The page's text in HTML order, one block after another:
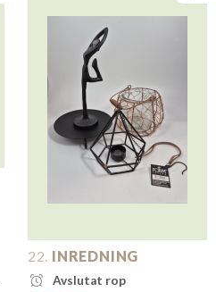
22. INREDNING
Avslutat rop